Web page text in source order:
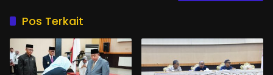
Pos Terkait